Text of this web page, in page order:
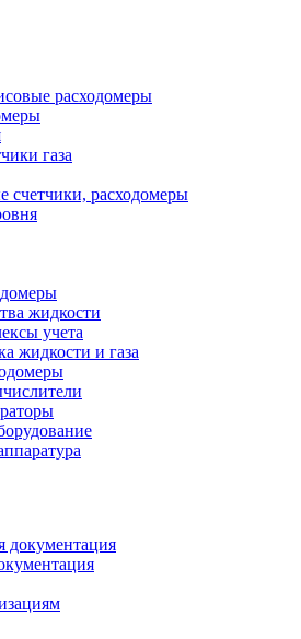
расходомеры
газа
счетчики, расходомеры
жидкости
учета
жидкости и газа
документация